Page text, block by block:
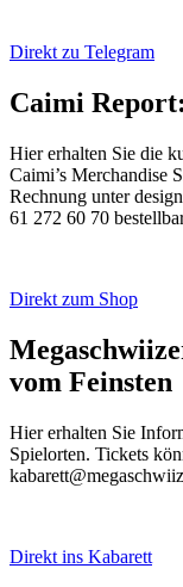
Direkt zu Telegram
Caimi
Hier erhalten Sie die
Caimi’s Merchandise
Rechnung unter
61 272 60 70
Direkt zum Shop
vom Feinsten
Hier erhalten Sie
Spielorten. Tickets
Direkt ins Kabarett